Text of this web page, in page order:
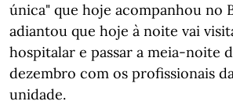
única" que hoje acompanhou no
adiantou que hoje à noite vai
hospitalar e passar a meia-noite
dezembro com os profissionais
unidade.